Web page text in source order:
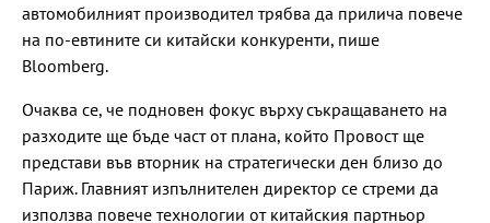
автомобилният производител трябва да прилича повече
на по-евтините си китайски конкуренти, пише
Bloomberg.
Очаква се, че подновен фокус върху съкращаването на
разходите ще бъде част от плана, който Провост ще
представи във вторник на стратегически ден близо до
Париж. Главният изпълнителен директор се стреми да
използва повече технологии от китайския партньор